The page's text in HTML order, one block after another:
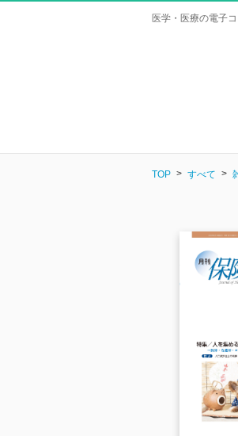
医学・医療の電子
TOP すべて